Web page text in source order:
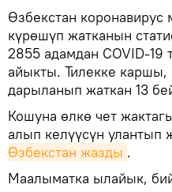
Өзбекстан
күрөшүп жатканын
2855 адамдан COVID-19
айыкты. Тилекке каршы,
дарыланып жаткан 13
Кошуна өлкө чет
алып келүүсүн улантып
Өзбекстан жазды .
Маалыматка ылайык,